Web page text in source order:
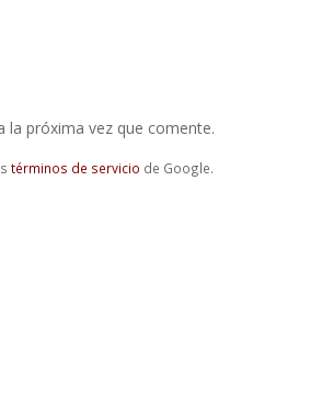
la próxima vez que comente.
términos de servicio de Google.